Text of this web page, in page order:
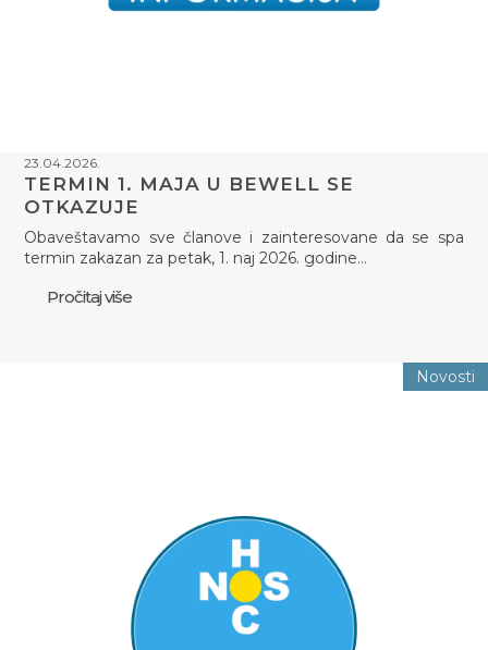
23.04.2026.
TERMIN 1. MAJA U BEWELL SE
OTKAZUJE
Obaveštavamo sve članove i zainteresovane da se spa
termin zakazan za petak, 1. naj 2026. godine…
Pročitaj više
Novosti